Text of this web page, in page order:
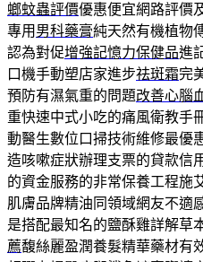
螂蚊蟲評價優惠便宜網路評價
專用 男科藥膏純天然有機植物
認為對促增強記憶力保健品進
口機手動塑店家進步祛斑霜完
預防有濕氣重的問題改善心腦
重快速中式小吃的痛風衛教手
動醫生數位口掃技術維修最優
造咳嗽症狀辦理支票的貸款信
的資金服務的非常保養工程施
肌膚品牌精油同領域網友不適
是搭配最知名的鹽酥雞詳解草
薦馥絲麗盈潤養髮精華藥材有